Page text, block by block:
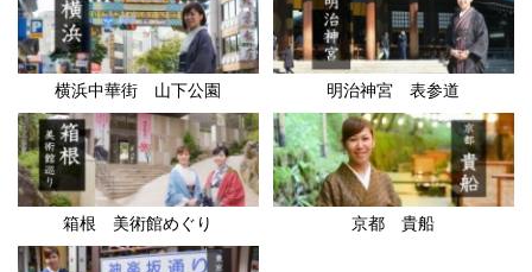
横浜中華街 山下公園 明治神宮 表参道
箱根 美術館めぐり 京都 貴船